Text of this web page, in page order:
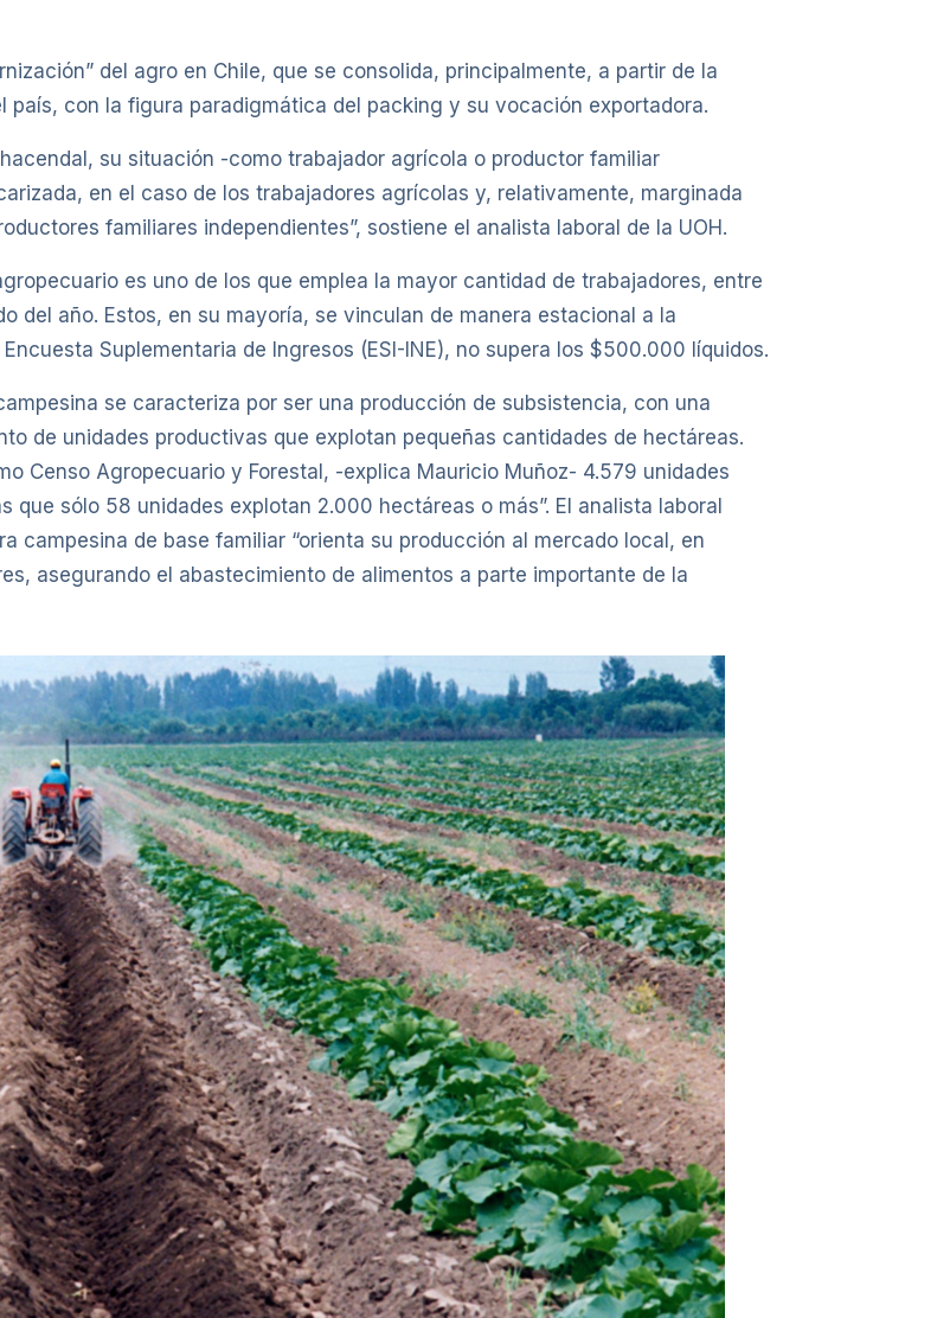
del agro en Chile, que se consolida, principalmente, a partir de la
con la figura paradigmática del packing y su vocación exportadora.
su situación -como trabajador agrícola o productor familiar
en el caso de los trabajadores agrícolas y, relativamente, marginada
familiares independientes”, sostiene el analista laboral de la UOH.
es uno de los que emplea la mayor cantidad de trabajadores, entre
del año. Estos, en su mayoría, se vinculan de manera estacional a la
Suplementaria de Ingresos (ESI-INE), no supera los $500.000 líquidos.
se caracteriza por ser una producción de subsistencia, con una
de unidades productivas que explotan pequeñas cantidades de hectáreas.
Censo Agropecuario y Forestal, -explica Mauricio Muñoz- 4.579 unidades
sólo 58 unidades explotan 2.000 hectáreas o más”. El analista laboral
campesina de base familiar “orienta su producción al mercado local, en
asegurando el abastecimiento de alimentos a parte importante de la